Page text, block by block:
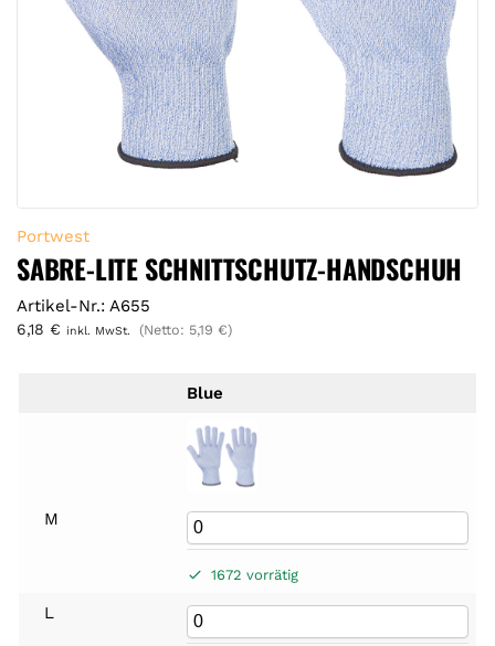
Portwest
SABRE-LITE SCHNITTSCHUTZ-HANDSCHUH
Artikel-Nr.: A655
6,18 € inkl. MwSt. (Netto: 5,19 €)
Blue
M
1672 vorrätig
L